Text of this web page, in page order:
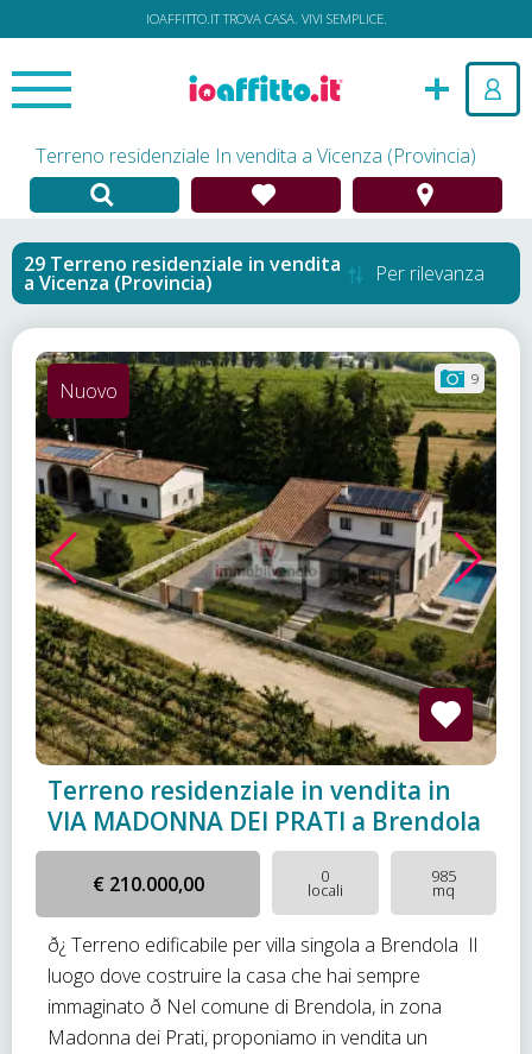
IOAFFITTO.IT TROVA CASA. VIVI SEMPLICE.
Terreno residenziale In vendita a Vicenza (Provincia)
Terreno residenziale in vendita
a Vicenza (Provincia) Per rilevanza
9
Nuovo
Terreno residenziale in vendita in
VIA MADONNA DEI PRATI a Brendola
€ 210.000,00 0
locali
985
mq
ð¿ Terreno edificabile per villa singola a Brendola  Il
luogo dove costruire la casa che hai sempre
immaginato ð Nel comune di Brendola, in zona
Madonna dei Prati, proponiamo in vendita un